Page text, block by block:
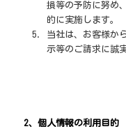
損等の予防に努め
的に実施します。
当社は、お客様か
示等のご請求に誠
2、個人情報の利用目的